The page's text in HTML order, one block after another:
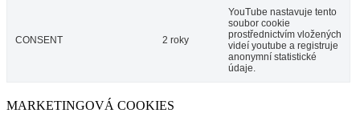
CONSENT 2 roky
YouTube nastavuje tento
soubor cookie
prostřednictvím vložených
videí youtube a registruje
anonymní statistické
údaje.
MARKETINGOVÁ COOKIES